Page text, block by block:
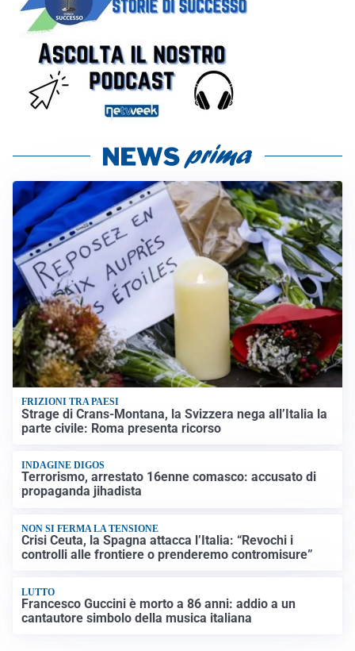
FRIZIONI TRA PAESI
Strage di Crans-Montana, la Svizzera nega all’Italia la
parte civile: Roma presenta ricorso
INDAGINE DIGOS
Terrorismo, arrestato 16enne comasco: accusato di
propaganda jihadista
NON SI FERMA LA TENSIONE
Crisi Ceuta, la Spagna attacca l’Italia: “Revochi i
controlli alle frontiere o prenderemo contromisure”
LUTTO
Francesco Guccini è morto a 86 anni: addio a un
cantautore simbolo della musica italiana